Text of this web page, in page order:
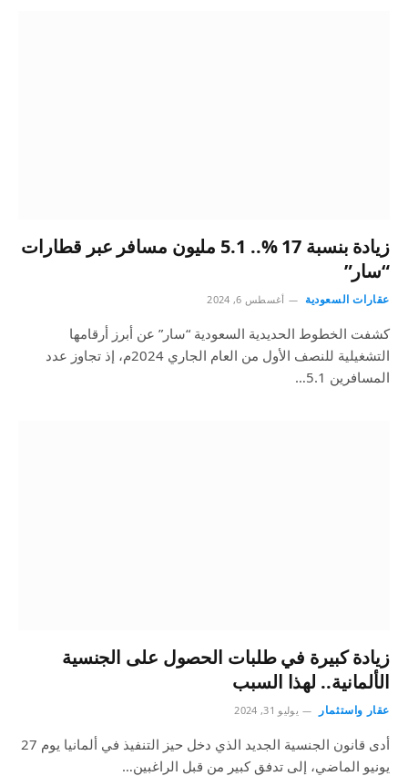
زيادة بنسبة 17 %.. 5.1 مليون مسافر عبر قطارات
“سار”
عقارات السعودية أغسطس 6, 2024
كشفت الخطوط الحديدية السعودية “سار” عن أبرز أرقامها
التشغيلية للنصف الأول من العام الجاري 2024م، إذ تجاوز عدد
المسافرين 5.1…
زيادة كبيرة في طلبات الحصول على الجنسية
الألمانية.. لهذا السبب
عقار واستثمار يوليو 31, 2024
أدى قانون الجنسية الجديد الذي دخل حيز التنفيذ في ألمانيا يوم 27
يونيو الماضي، إلى تدفق كبير من قبل الراغبين…